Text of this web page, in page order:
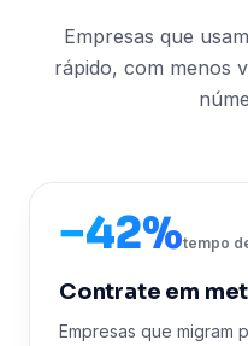
Empresas que
rápido, com menos
−42%tempo
Contrate em
Empresas que migram